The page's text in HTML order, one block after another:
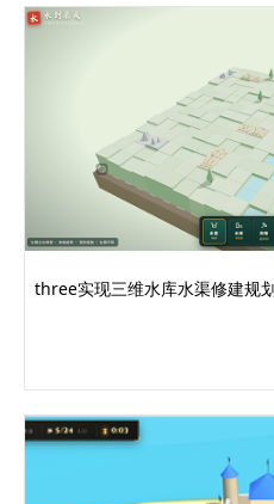
three实现三维水库水渠修建规